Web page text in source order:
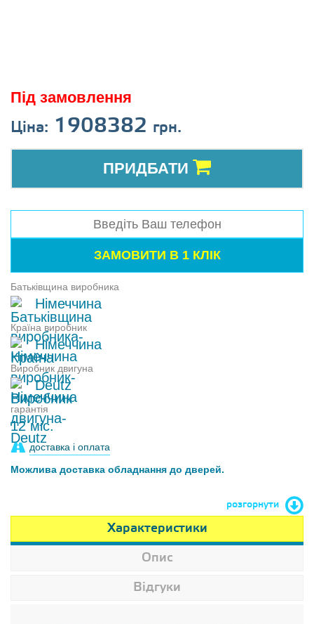
Під замовлення
Ціна: 1908382 грн.
ПРИДБАТИ
Батьківщина виробника
Німеччина
Країна виробник
Німеччина
Виробник двигуна
Deutz
гарантія
12 міс.
доставка і оплата
Можлива доставка обладнання до дверей.
розгорнути
Характеристики
Опис
Відгуки